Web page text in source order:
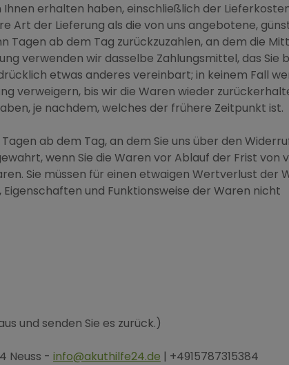
erhalten haben, einschließlich der
Art der Lieferung als die von uns angebotene,
ab dem Tag zurückzuzahlen, an dem die
verwenden wir dasselbe Zahlungsmittel, das Sie
etwas anderes vereinbart; in keinem Fall
verweigern, bis wir die Waren wieder
je nachdem, welches der frühere Zeitpunkt ist.
ab dem Tag, an dem Sie uns über den
wenn Sie die Waren vor Ablauf der Frist von
Sie müssen für einen etwaigen Wertverlust der
und Funktionsweise der Waren nicht
und senden Sie es zurück.)
Neuss - info@akuthilfe24.de | +4915787315384